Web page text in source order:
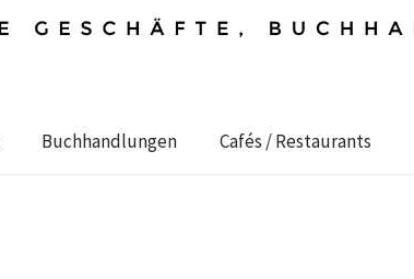
Buchhandlungen Cafés / Restaurants